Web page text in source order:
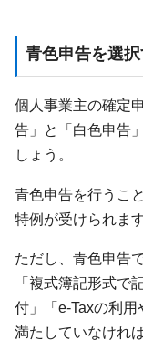
青色申告を選
個人事業主の確定
告」と「白色申告
しょう。
青色申告を行うこ
特例が受けられます
ただし、青色申告
「複式簿記形式で
付」「e-Taxの利
満たしていなけれ